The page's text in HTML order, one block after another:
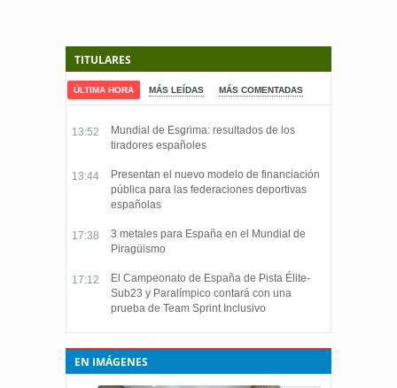
TITULARES
ÚLTIMA HORA MÁS LEÍDAS MÁS COMENTADAS
13:52
Mundial de Esgrima: resultados de los
tiradores españoles
13:44
Presentan el nuevo modelo de financiación
pública para las federaciones deportivas
españolas
17:38
3 metales para España en el Mundial de
Piragüismo
17:12
El Campeonato de España de Pista Élite-
Sub23 y Paralímpico contará con una
prueba de Team Sprint Inclusivo
EN IMÁGENES